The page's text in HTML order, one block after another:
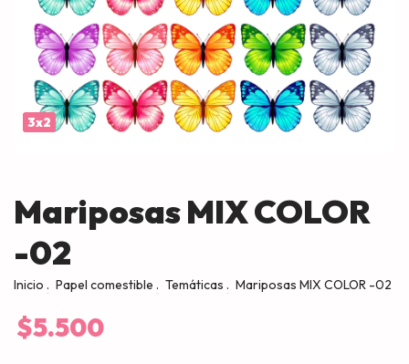
Mariposas MIX COLOR
-02
Inicio . Papel comestible . Temáticas . Mariposas MIX COLOR -02
$5.500
3x2